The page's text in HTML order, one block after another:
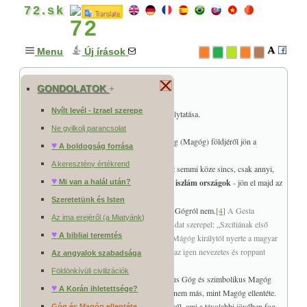
72.sk
Menu Új írások
GONDOLATOK+
Nyílt levél - Izrael szerepe
Ne gyilkolj parancsolat
♥ A boldogság forrása
A keresztény értékrend
♥ Mi van a halál után?
Szeretetünk és Isten
Az ima erejéről (a Miatyánk)
♥ A bibliai teremtés
Az angyalok szabadsága
Földönkívüli civilizációk
♥ A Korán ihletettsége?
Góg és Magóg ellentéte
Ez a cikk aA Korán ihletettsége és veszélye folytatása.
Tudjuk a bibliai próféciákból, hogy Góg Mágog (Magóg) földjéről jön a
A közhittel ellentétben Gógnak a magyarokhoz semmi köze sincs, csak annyi,
hogy Magóg földjéről - valamikori szkítia,
ma iszlám országok- jön el majd az
idők vége felé.
A magyar krónikák csak Magógról beszélnek, Gógról nem.[4] A Gesta
Hungarorum első fejezetében a következő mondat szerepel: „Szcítiának első
királya Magóg volt, a Jáfet fia, és az a nemzet Mágóg királytól nyerte a magyar
nevet. Ennek a királynak az ivadékából sarjadt az igen nevezetes és roppant
hatalmú Attila király.”
Góg ugyan Magóg földjéről jön, de szimbolikus Góg és szimbolikus Magóg
közt óriási az ellentét. Képletesen szólva, Góg nem más, mint Magóg ellentéte.